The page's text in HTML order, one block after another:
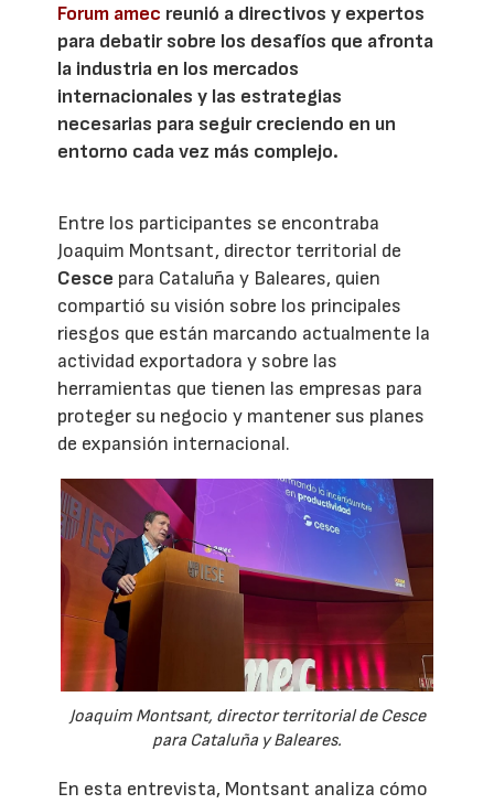
Forum amec reunió a directivos y expertos
para debatir sobre los desafíos que afronta
la industria en los mercados
internacionales y las estrategias
necesarias para seguir creciendo en un
entorno cada vez más complejo.
Entre los participantes se encontraba
Joaquim Montsant, director territorial de
Cesce para Cataluña y Baleares, quien
compartió su visión sobre los principales
riesgos que están marcando actualmente la
actividad exportadora y sobre las
herramientas que tienen las empresas para
proteger su negocio y mantener sus planes
de expansión internacional.
Joaquim Montsant, director territorial de Cesce
para Cataluña y Baleares.
En esta entrevista, Montsant analiza cómo